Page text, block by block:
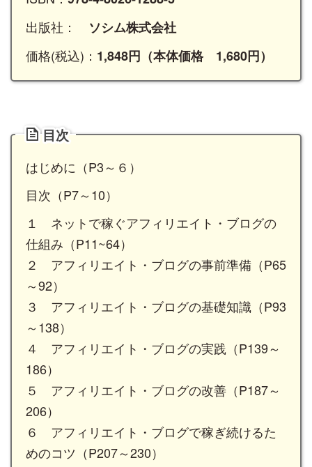
出版社： ソシム株式会社
価格(税込)： 1,848円（本体価格 1,680円）
目次
はじめに（P3～６）
目次（P7～10）
１ ネットで稼ぐアフィリエイト・ブログの
仕組み（P11~64）
２ アフィリエイト・ブログの事前準備（P65
～92）
３ アフィリエイト・ブログの基礎知識（P93
～138）
４ アフィリエイト・ブログの実践（P139～
186）
５ アフィリエイト・ブログの改善（P187～
206）
６ アフィリエイト・ブログで稼ぎ続けるた
めのコツ（P207～230）